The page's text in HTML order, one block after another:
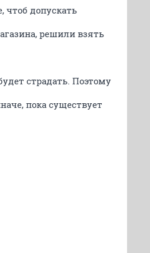
чтоб допускать
решили взять
страдать. Поэтому
пока существует